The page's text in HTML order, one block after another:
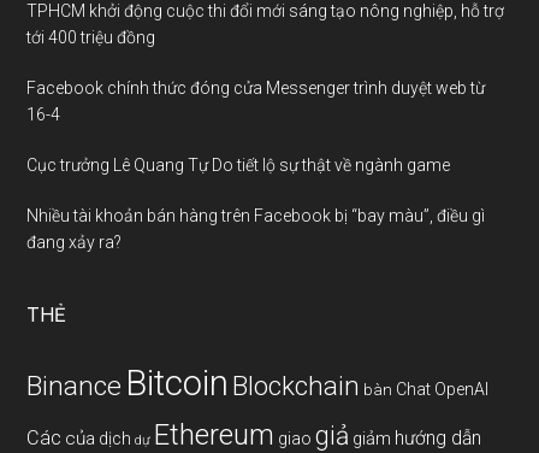
TPHCM khởi động cuộc thi đổi mới sáng tạo nông nghiệp, hỗ trợ
tới 400 triệu đồng
Facebook chính thức đóng cửa Messenger trình duyệt web từ
16-4
Cục trưởng Lê Quang Tự Do tiết lộ sự thật về ngành game
Nhiều tài khoản bán hàng trên Facebook bị “bay màu”, điều gì
đang xảy ra?
THẺ
Binance Bitcoin Blockchain bàn Chat OpenAI
Các của dịch dự Ethereum giao giả giảm hướng dẫn